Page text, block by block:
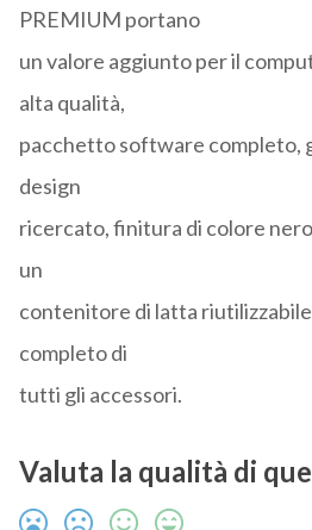
PREMIUM portano
un valore aggiunto per il
alta qualità,
pacchetto software completo,
design
ricercato, finitura di colore
un
contenitore di latta
completo di
tutti gli accessori.
Valuta la qualità di